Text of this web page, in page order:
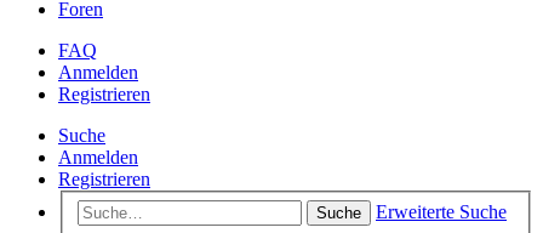
Foren
FAQ
Anmelden
Registrieren
Suche
Anmelden
Registrieren
Suche Erweiterte Suche